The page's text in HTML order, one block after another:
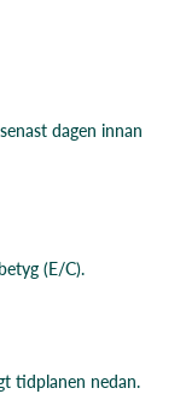
dagen innan
(E/C).
tidplanen nedan.